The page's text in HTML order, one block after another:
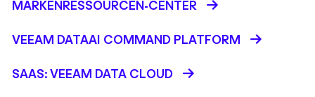
MARKENRESSOURCEN-CENTER
VEEAM DATAAI COMMAND PLATFORM
SAAS: VEEAM DATA CLOUD